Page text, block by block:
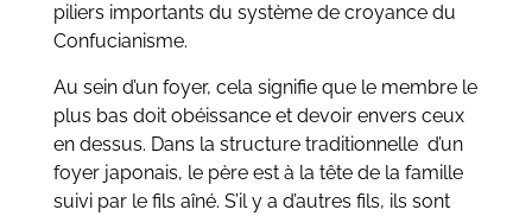
piliers importants du système de croyance du
Confucianisme.
Au sein d’un foyer, cela signifie que le membre le
plus bas doit obéissance et devoir envers ceux
en dessus. Dans la structure traditionnelle d’un
foyer japonais, le père est à la tête de la famille
suivi par le fils aîné. S’il y a d’autres fils, ils sont